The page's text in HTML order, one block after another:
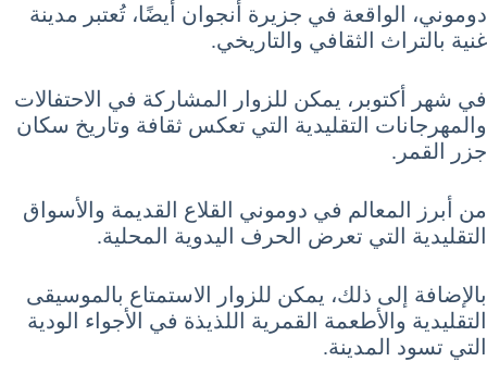
دوموني، الواقعة في جزيرة أنجوان أيضًا، تُعتبر مدينة
غنية بالتراث الثقافي والتاريخي.
في شهر أكتوبر، يمكن للزوار المشاركة في الاحتفالات
والمهرجانات التقليدية التي تعكس ثقافة وتاريخ سكان
جزر القمر.
من أبرز المعالم في دوموني القلاع القديمة والأسواق
التقليدية التي تعرض الحرف اليدوية المحلية.
بالإضافة إلى ذلك، يمكن للزوار الاستمتاع بالموسيقى
التقليدية والأطعمة القمرية اللذيذة في الأجواء الودية
التي تسود المدينة.